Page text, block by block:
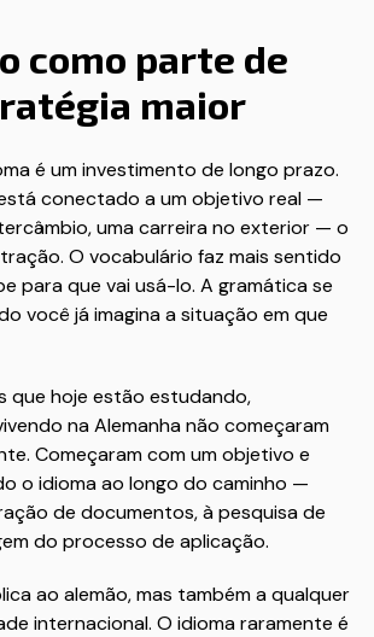
como parte de
maior
é um investimento de longo prazo.
conectado a um objetivo real —
uma carreira no exterior — o
O vocabulário faz mais sentido
para que vai usá-lo. A gramática se
você já imagina a situação em que
que hoje estão estudando,
na Alemanha não começaram
Começaram com um objetivo e
o idioma ao longo do caminho —
de documentos, à pesquisa de
do processo de aplicação.
ao alemão, mas também a qualquer
internacional. O idioma raramente é